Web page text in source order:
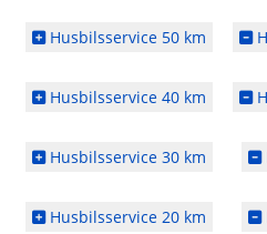
Husbilsservice 50 km
Husbilsservice 40 km
Husbilsservice 30 km
Husbilsservice 20 km